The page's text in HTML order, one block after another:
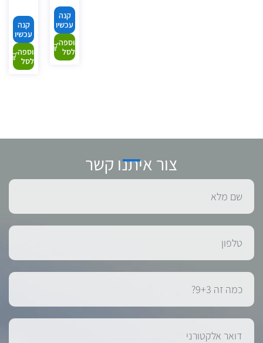
קנה
עכשיו
הוספה
לסל
קנה
עכשיו
הוספה
לסל
צור איתנו קשר